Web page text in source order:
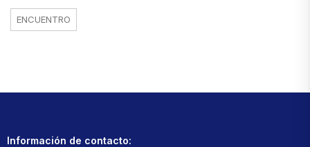
ENCUENTRO
Información de contacto: